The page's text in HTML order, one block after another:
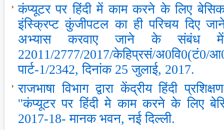
कंप्‍यूटर पर हिंदी में काम करने के लिए बेसिक
इंस्क्रिप्‍ट कुंजीपटल का ही परिचय दिए
अभ्‍यास करवाए जाने के संबंध
22011/2777/2017/केहिप्रसं/अ0वि0(टं0/
पार्ट-1/2342, दिनांक 25 जुलाई, 2017.
राजभाषा विभाग द्वारा केंद्रीय हिंदी
''कंप्‍यूटर पर हिंदी मे काम करने के लिए
2017-18- मानक भवन, नई दिल्‍ली.